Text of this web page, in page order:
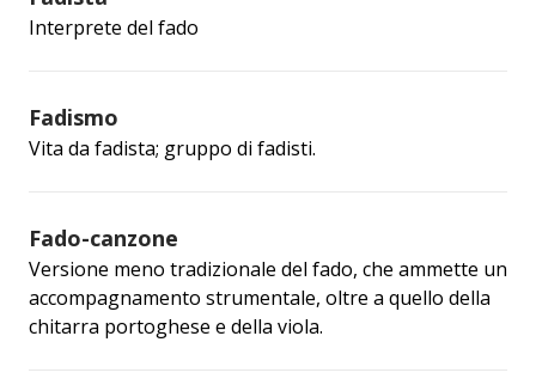
Interprete del fado
Fadismo
Vita da fadista; gruppo di fadisti.
Fado-canzone
Versione meno tradizionale del fado, che ammette un
accompagnamento strumentale, oltre a quello della
chitarra portoghese e della viola.